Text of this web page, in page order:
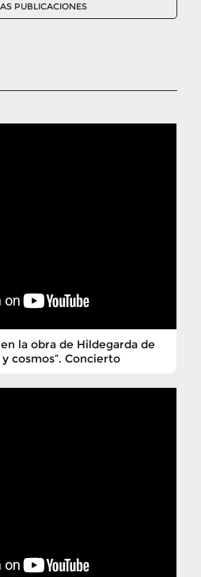
PUBLICACIONES
la obra de Hildegarda de
cosmos”. Concierto